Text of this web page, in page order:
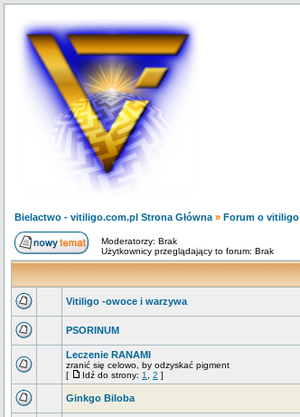
Bielactwo - vitiligo.com.pl Strona Główna » Forum o vitiligo
Moderatorzy: Brak
Użytkownicy przeglądający to forum: Brak
Vitiligo -owoce i warzywa
PSORINUM
Leczenie RANAMI
zranić się celowo, by odzyskać pigment
[
Idź do strony: 1 2 ]
Ginkgo Biloba